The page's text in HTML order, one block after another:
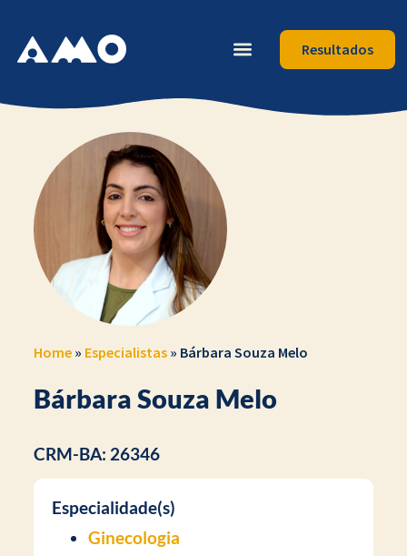
Resultados
Home» Especialistas» Bárbara Souza Melo
Bárbara Souza Melo
CRM-BA: 26346
Especialidade(s)
Ginecologia